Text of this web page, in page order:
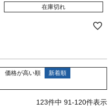
在庫切れ
価格が高い順
新着順
123件中 91-120件表示